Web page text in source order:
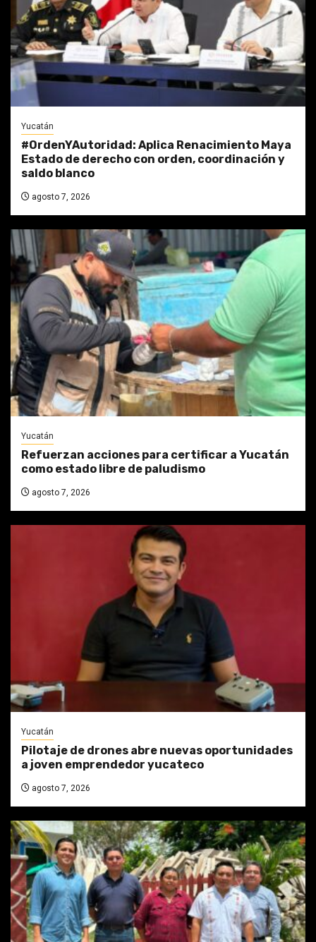
Yucatán
#OrdenYAutoridad: Aplica Renacimiento Maya
Estado de derecho con orden, coordinación y
saldo blanco
agosto 7, 2026
Yucatán
Refuerzan acciones para certificar a Yucatán
como estado libre de paludismo
agosto 7, 2026
Yucatán
Pilotaje de drones abre nuevas oportunidades
a joven emprendedor yucateco
agosto 7, 2026